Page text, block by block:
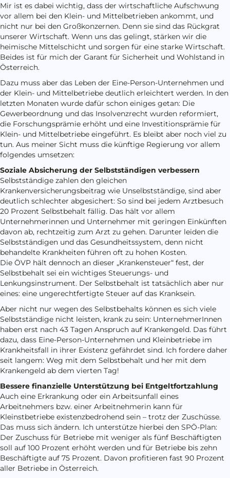
Mir ist es dabei wichtig, dass der wirtschaftliche Aufschwung
vor allem bei den Klein- und Mittelbetrieben ankommt, und
nicht nur bei den Großkonzernen. Denn sie sind das Rückgrat
unserer Wirtschaft. Wenn uns das gelingt, stärken wir die
heimische Mittelschicht und sorgen für eine starke Wirtschaft.
Beides ist für mich der Garant für Sicherheit und Wohlstand in
Österreich.
Dazu muss aber das Leben der Eine-Person-Unternehmen und
der Klein- und Mittelbetriebe deutlich erleichtert werden. In den
letzten Monaten wurde dafür schon einiges getan: Die
Gewerbeordnung und das Insolvenzrecht wurden reformiert,
die Forschungsprämie erhöht und eine Investitionsprämie für
Klein- und Mittelbetriebe eingeführt. Es bleibt aber noch viel zu
tun. Aus meiner Sicht muss die künftige Regierung vor allem
folgendes umsetzen:
Soziale Absicherung der Selbstständigen verbessern
Selbstständige zahlen den gleichen
Krankenversicherungsbeitrag wie Unselbstständige, sind aber
deutlich schlechter abgesichert: So sind bei jedem Arztbesuch
20 Prozent Selbstbehalt fällig. Das hält vor allem
Unternehmerinnen und Unternehmer mit geringen Einkünften
davon ab, rechtzeitig zum Arzt zu gehen. Darunter leiden die
Selbstständigen und das Gesundheitssystem, denn nicht
behandelte Krankheiten führen oft zu hohen Kosten.
Die ÖVP hält dennoch an dieser „Krankensteuer“ fest, der
Selbstbehalt sei ein wichtiges Steuerungs- und
Lenkungsinstrument. Der Selbstbehalt ist tatsächlich aber nur
eines: eine ungerechtfertigte Steuer auf das Kranksein.
Aber nicht nur wegen des Selbstbehalts können es sich viele
Selbstständige nicht leisten, krank zu sein: UnternehmerInnen
haben erst nach 43 Tagen Anspruch auf Krankengeld. Das führt
dazu, dass Eine-Person-Unternehmen und Kleinbetriebe im
Krankheitsfall in ihrer Existenz gefährdet sind. Ich fordere daher
seit langem: Weg mit dem Selbstbehalt und her mit dem
Krankengeld ab dem vierten Tag!
Bessere finanzielle Unterstützung bei Entgeltfortzahlung
Auch eine Erkrankung oder ein Arbeitsunfall eines
Arbeitnehmers bzw. einer Arbeitnehmerin kann für
Kleinstbetriebe existenzbedrohend sein – trotz der Zuschüsse.
Das muss sich ändern. Ich unterstütze hierbei den SPÖ-Plan:
Der Zuschuss für Betriebe mit weniger als fünf Beschäftigten
soll auf 100 Prozent erhöht werden und für Betriebe bis zehn
Beschäftigte auf 75 Prozent. Davon profitieren fast 90 Prozent
aller Betriebe in Österreich.